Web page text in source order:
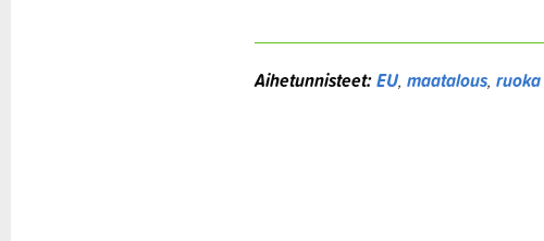
Aihetunnisteet:EU, maatalous, ruoka